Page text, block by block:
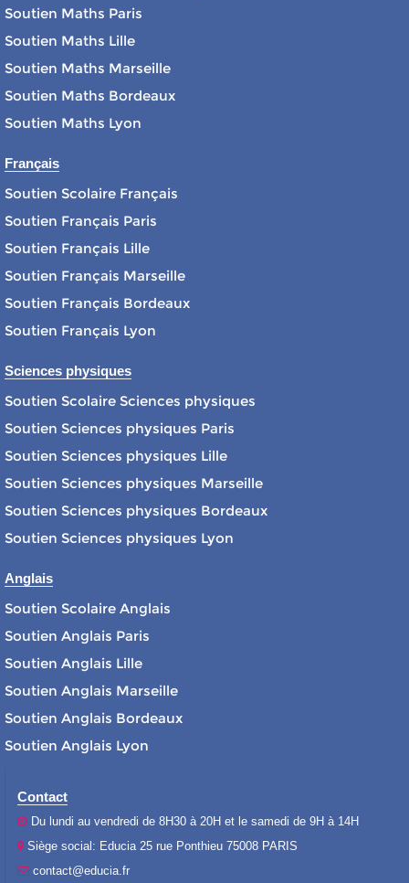
Soutien Maths Paris
Soutien Maths Lille
Soutien Maths Marseille
Soutien Maths Bordeaux
Soutien Maths Lyon
Français
Soutien Scolaire Français
Soutien Français Paris
Soutien Français Lille
Soutien Français Marseille
Soutien Français Bordeaux
Soutien Français Lyon
Sciences physiques
Soutien Scolaire Sciences physiques
Soutien Sciences physiques Paris
Soutien Sciences physiques Lille
Soutien Sciences physiques Marseille
Soutien Sciences physiques Bordeaux
Soutien Sciences physiques Lyon
Anglais
Soutien Scolaire Anglais
Soutien Anglais Paris
Soutien Anglais Lille
Soutien Anglais Marseille
Soutien Anglais Bordeaux
Soutien Anglais Lyon
Contact
Du lundi au vendredi de 8H30 à 20H et le samedi de 9H à 14H
Siège social: Educia 25 rue Ponthieu 75008 PARIS
contact@educia.fr